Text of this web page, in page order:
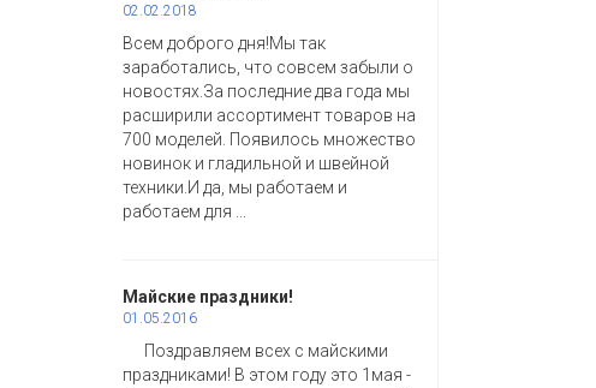
02.02.2018
Всем доброго дня!Мы так
заработались, что совсем забыли о
новостях.За последние два года мы
расширили ассортимент товаров на
700 моделей. Появилось множество
новинок и гладильной и швейной
техники.И да, мы работаем и
работаем для ...
Майские праздники!
01.05.2016
Поздравляем всех с майскими
праздниками! В этом году это 1мая -